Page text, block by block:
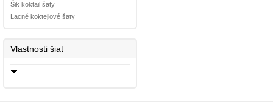
Šik koktail šaty
Lacné koktejlové šaty
Vlastnosti šiat